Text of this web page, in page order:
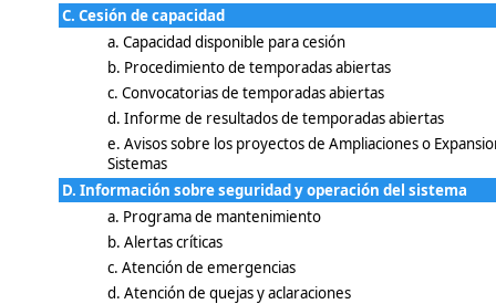
C. Cesión de capacidad
a. Capacidad disponible para cesión
b. Procedimiento de temporadas abiertas
c. Convocatorias de temporadas abiertas
d. Informe de resultados de temporadas abiertas
e. Avisos sobre los proyectos de Ampliaciones o
Sistemas
D. Información sobre seguridad y operación del sistema
a. Programa de mantenimiento
b. Alertas críticas
c. Atención de emergencias
d. Atención de quejas y aclaraciones